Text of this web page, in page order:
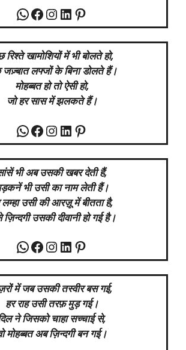
WhatsApp
Facebook
Instagram
LinkedIn
Pinterest
रिश्ते खामोशियों में भी बोलतेहो,
जज़्बात लफ्जों के बिना डोलतेहैं।
मोहब्बत हो तो ऐसीहो,
जो हर सास में झलकते हैं।
WhatsApp
Facebook
Instagram
LinkedIn
Pinterest
भी अब उसकी खबर देती हैं,
भी उसी का नाम लेती हैं।
लम्हा उसी की आरज़ू में बीतता है,
उसकी दीवानी हो गई है।
WhatsApp
Facebook
Instagram
LinkedIn
Pinterest
में जब उसकी तस्वीर बस गई,
हर राह उसी तरफ़ मुड़ गई।
ने जिसको चाहा सच्चाई से,
मोहब्बत अब ज़िन्दगी बन गई।